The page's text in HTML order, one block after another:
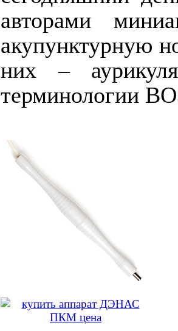
авторами
акупунктурную
них –
терминологии